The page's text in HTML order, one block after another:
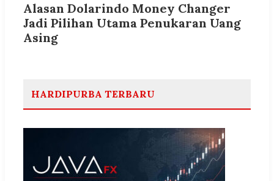
Alasan Dolarindo Money Changer
Jadi Pilihan Utama Penukaran Uang
Asing
HARDIPURBA TERBARU